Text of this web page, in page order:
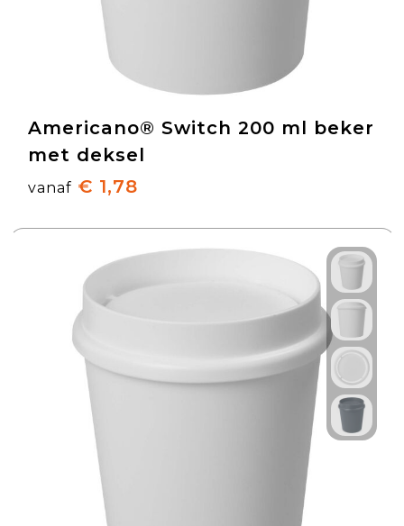
Americano® Switch 200 ml beker
met deksel
vanaf € 1,78